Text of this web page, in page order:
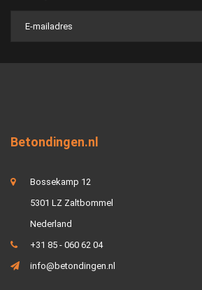
Betondingen.nl
Bossekamp 12
5301 LZ Zaltbommel
Nederland
+31 85 - 060 62 04
info@betondingen.nl